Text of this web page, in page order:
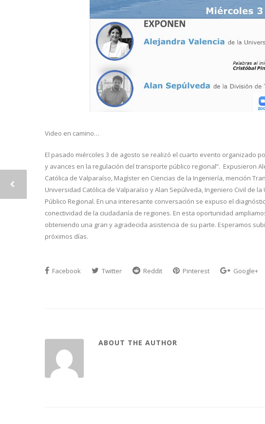
Video en camino…
El pasado miércoles 3 de agosto se realizó el cuarto evento organizado
y avances en la regulación del transporte público regional”. Expusieron
Católica de Valparaíso, Magíster en Ciencias de la Ingeniería, mención
Universidad Católica de Valparaíso y Alan Sepúlveda, Ingeniero Civil de
Público Regional. En una interesante conversación se expuso el
conectividad de la ciudadanía de regiones. En esta oportunidad
obteniendo una gran y agradecida asistencia de su parte. Esperamos
próximos días.
Facebook Twitter Reddit Pinterest Google+
ABOUT THE AUTHOR